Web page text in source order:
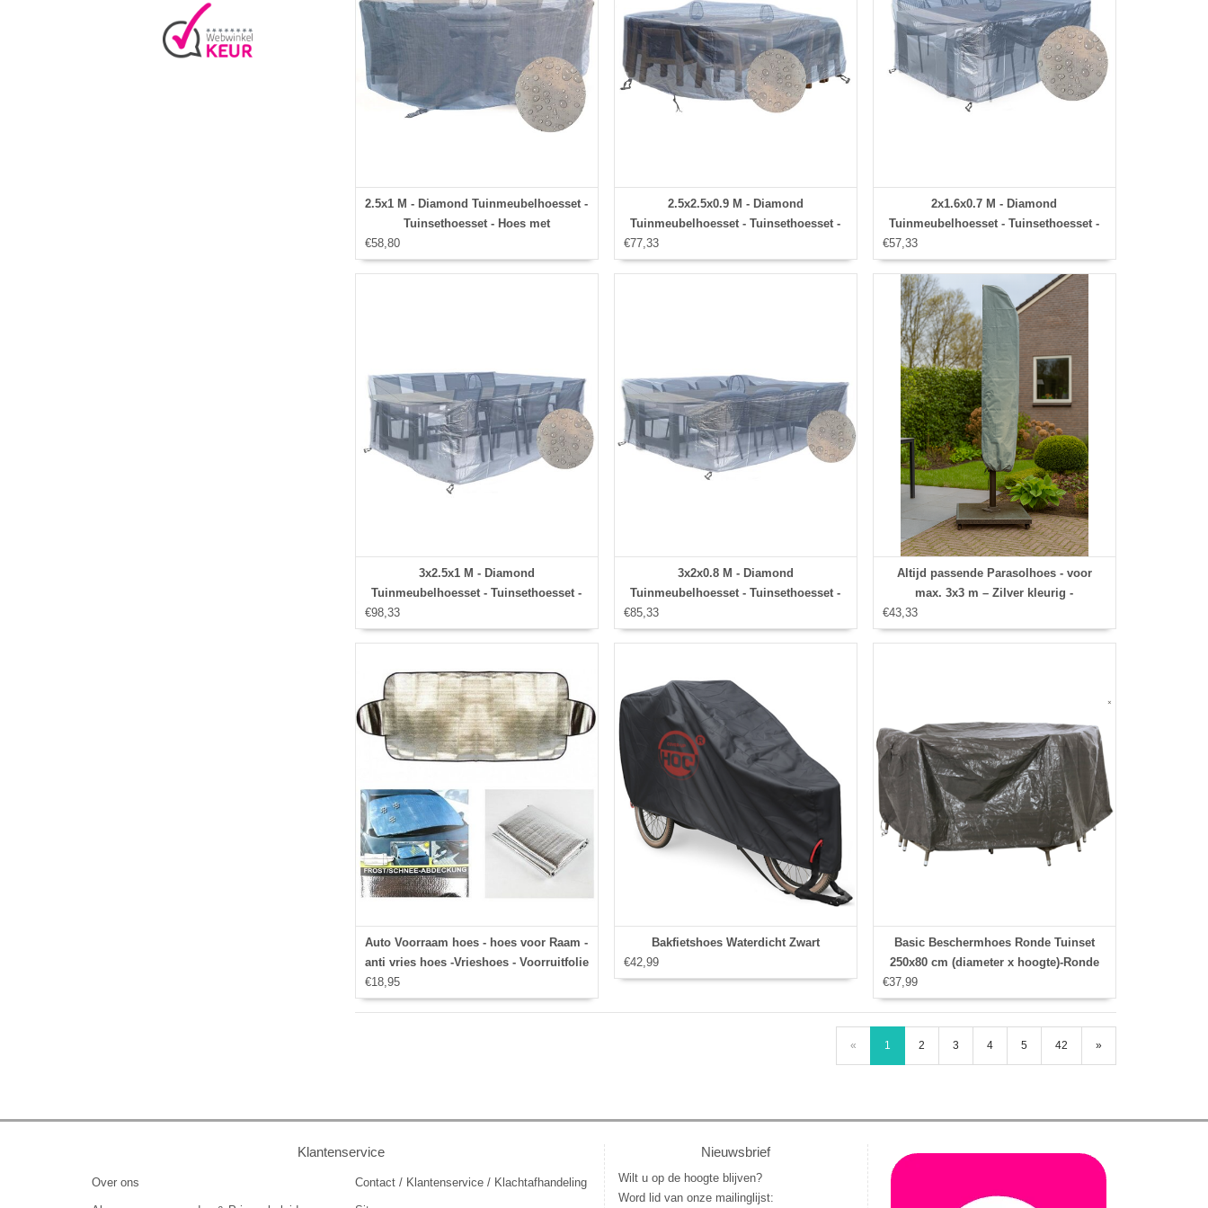
2.5x1 M - Diamond Tuinmeubelhoesset -
Tuinsethoesset - Hoes met
stormbanden,aantrekkoord,antislip en
afwaterings HOCCIE
€58,80
2.5x2.5x0.9 M - Diamond
Tuinmeubelhoesset - Tuinsethoesset -
stormbanden,aantrekkoord,antislip en
€77,33
2x1.6x0.7 M - Diamond
Tuinmeubelhoesset - Tuinsethoesset -
stormbanden,aantrekkoord,antislip en
afwaterings HOCCIE
€57,33
3x2.5x1 M - Diamond
Tuinmeubelhoesset - Tuinsethoesset -
stormbanden,aantrekkoord,antislip en
€98,33
3x2x0.8 M - Diamond
Tuinmeubelhoesset - Tuinsethoesset -
stormbanden,aantrekkoord,antislip en
€85,33
Altijd passende Parasolhoes - voor
max. 3x3 m – Zilver kleurig -
Parasolhoes voor Stokparasol /
Parasolhoes met rits en stok
€43,33
Auto Voorraam hoes - hoes voor Raam -
anti vries hoes -Vrieshoes - Voorruitfolie
€18,95
Bakfietshoes Waterdicht Zwart
€42,99
Basic Beschermhoes Ronde Tuinset
250x80 cm (diameter x hoogte)-Ronde
€37,99
« 1 2 3 4 5 42 »
Klantenservice
Over ons Contact / Klantenservice / Klachtafhandeling
Nieuwsbrief
Wilt u op de hoogte blijven?
Word lid van onze mailinglijst: